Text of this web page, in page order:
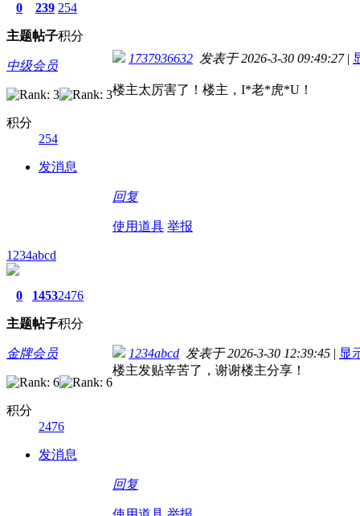
0
主题
239
帖子
254
积分
中级会员
积分
254
发消息
1737936632 发表于 2026-3-30 09:49:27 |
楼主太厉害了！楼主，I*老*虎*U！
回复
使用道具 举报
1234abcd
0
主题
1453
帖子
2476
积分
金牌会员
积分
2476
发消息
1234abcd 发表于 2026-3-30 12:39:45 | 显
楼主发贴辛苦了，谢谢楼主分享！
回复